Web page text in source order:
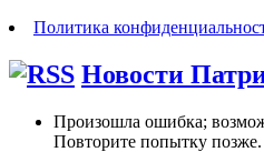
Политика
Новости
Произошла ошибка;
Повторите попытку позже.